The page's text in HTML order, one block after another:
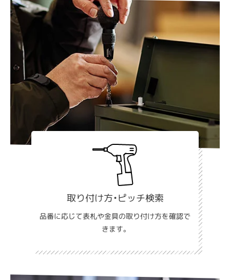
取り付け方・ピッチ検索
品番に応じて表札や金具の取り付け方を確認で
きます。